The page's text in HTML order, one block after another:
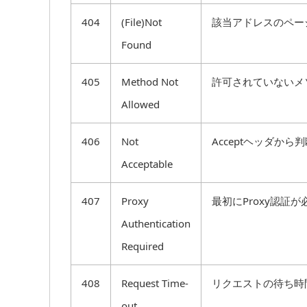
404
(File)Not
Found
該当アドレスのペ
405
Method Not
Allowed
許可されていない
406
Not
Acceptable
Acceptヘッダから
407
Proxy
Authentication
Required
最初にProxy認証が
408
Request Time-
リクエストの待ち